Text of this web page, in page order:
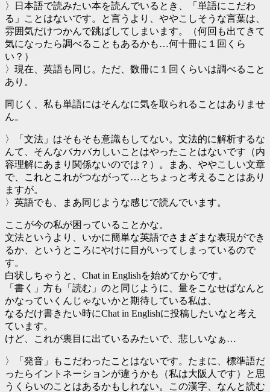
〉日本語で読みたい本を読んでいるとき、「単語にこだわ
る」ことはないです。と言うより、ややこしそうな言葉は、
雰囲気だけつかんで跳ばしてしまいます。（何回も出てきて
気になったら調べることもあるかも…何十冊に１回くら
い？）
〉現在、英語も同じ。ただ、数冊に１回くらいは調べること
あり。
同じく、私も単語にはそんなに気を取られることはありませ
ん。
〉「文法」はそもそも意識もしてない。文法的に解析するな
んて、そんなバカバカしいことはやったことはないです（内
容理解にあまり関係ないのでは？）。まあ、ややこしい文章
で、これとこれがつながって…とちょっと考えることはあり
ますが。
〉英語でも、まあ同じような感じで読んでいます。
ここが今の私が困っていることかな。
文法というより、いかに簡単な英語でさまざまな表現ができ
るか、というところにやけに目がいってしまっているので
す。
白状しちゃうと、Chat in Englishを始めてからです。
「書く」方も「読む」のと同じように、量をこなせばなんと
かなっていくんじゃないかと期待している私は、
なるだけ書きたい時にChat in Englishに投稿したいなと考え
ています。
けど、これが裏目に出ているみたいで、悲しいなぁ…
〉「発音」もこだわったことはないです。たまに、標準語だ
ったらイントネーションが違うかも（私は大阪人です）と思
うくらいのことはあるかもしれない。この漢字、なんと読む